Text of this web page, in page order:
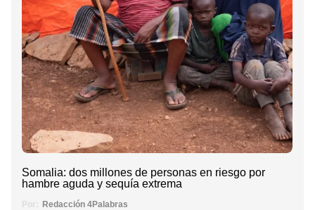
Somalia: dos millones de personas en riesgo por
hambre aguda y sequía extrema
Por: Redacción 4Palabras